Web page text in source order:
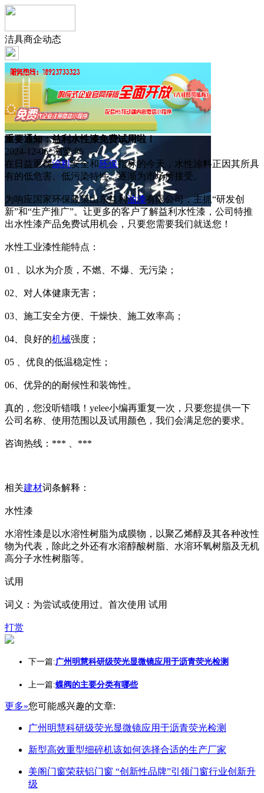
洁具商企动态
重要通知：益利水性漆免费试用啦！
2024-12-06 浏览:86
在日益重视涂料安全和环保指标的今天，水性涂料正因其所具
有的低危害、低污染特性，逐渐为市场所接受。
为响应国家环保政策山东益利油漆有限公司，主抓“研发创
新”和“生产推广”。让更多的客户了解益利水性漆，公司特推
出水性漆产品免费试用机会，只要您需要我们就送您！
水性工业漆性能特点：
01 、以水为介质，不燃、不爆、无污染；
02、对人体健康无害；
03、施工安全方便、干燥快、施工效率高；
04、良好的机械强度；
05 、优良的低温稳定性；
06、优异的的耐候性和装饰性。
真的，您没听错哦！yelee小编再重复一次，只要您提供一下
公司名称、使用范围以及试用颜色，我们会满足您的要求。
咨询热线：*** 、***
相关建材词条解释：
水性漆
水溶性漆是以水溶性树脂为成膜物，以聚乙烯醇及其各种改性
物为代表，除此之外还有水溶醇酸树脂、水溶环氧树脂及无机
高分子水性树脂等。
试用
词义：为尝试或使用过。首次使用 试用
打赏
下一篇:广州明慧科研级荧光显微镜应用于沥青荧光检测
上一篇:蝶阀的主要分类有哪些
更多»您可能感兴趣的文章:
广州明慧科研级荧光显微镜应用于沥青荧光检测
新型高效重型细碎机该如何选择合适的生产厂家
美阁门窗荣获铝门窗 “创新性品牌”引领门窗行业创新升
级